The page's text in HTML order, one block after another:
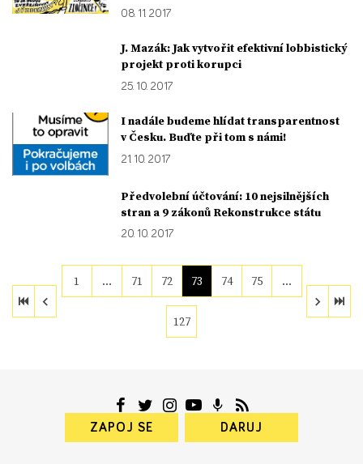
08. 11. 2017
J. Mazák: Jak vytvořit efektivní lobbistický
projekt proti korupci
25. 10. 2017
I nadále budeme hlídat transparentnost
v Česku. Buďte při tom s námi!
21. 10. 2017
Předvolební účtování: 10 nejsilnějších
stran a 9 zákonů Rekonstrukce státu
20. 10. 2017
1 … 71 72 73 74 75 …
127
ZAPOJ SE DARUJ